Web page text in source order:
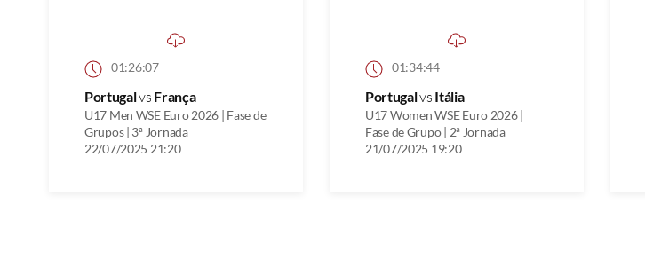
01:26:07
Portugalvs França
U17 Men WSE Euro 2026 | Fase de
Grupos | 3ª Jornada
22/07/2025 21:20
01:34:44
Portugalvs Itália
U17 Women WSE Euro 2026 |
Fase de Grupo | 2ª Jornada
21/07/2025 19:20